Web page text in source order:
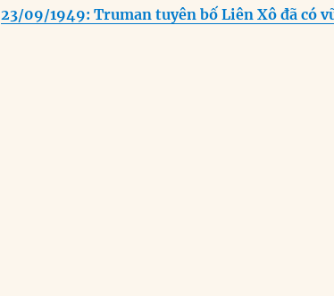
23/09/1949: Truman tuyên bố Liên Xô đã có